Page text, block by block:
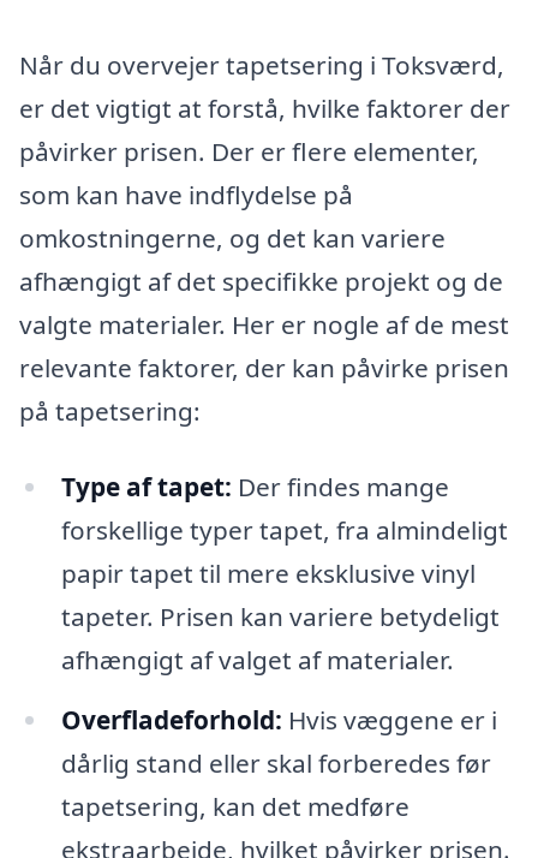
Når du overvejer tapetsering i Toksværd,
er det vigtigt at forstå, hvilke faktorer der
påvirker prisen. Der er flere elementer,
som kan have indflydelse på
omkostningerne, og det kan variere
afhængigt af det specifikke projekt og de
valgte materialer. Her er nogle af de mest
relevante faktorer, der kan påvirke prisen
på tapetsering:
Type af tapet: Der findes mange
forskellige typer tapet, fra almindeligt
papir tapet til mere eksklusive vinyl
tapeter. Prisen kan variere betydeligt
afhængigt af valget af materialer.
Overfladeforhold: Hvis væggene er i
dårlig stand eller skal forberedes før
tapetsering, kan det medføre
ekstraarbejde, hvilket påvirker prisen.